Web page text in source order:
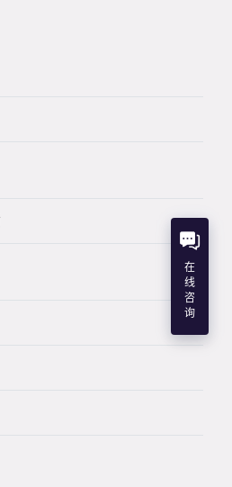
在
线
咨
询